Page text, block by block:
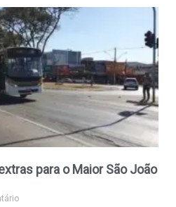
para o Maior São João